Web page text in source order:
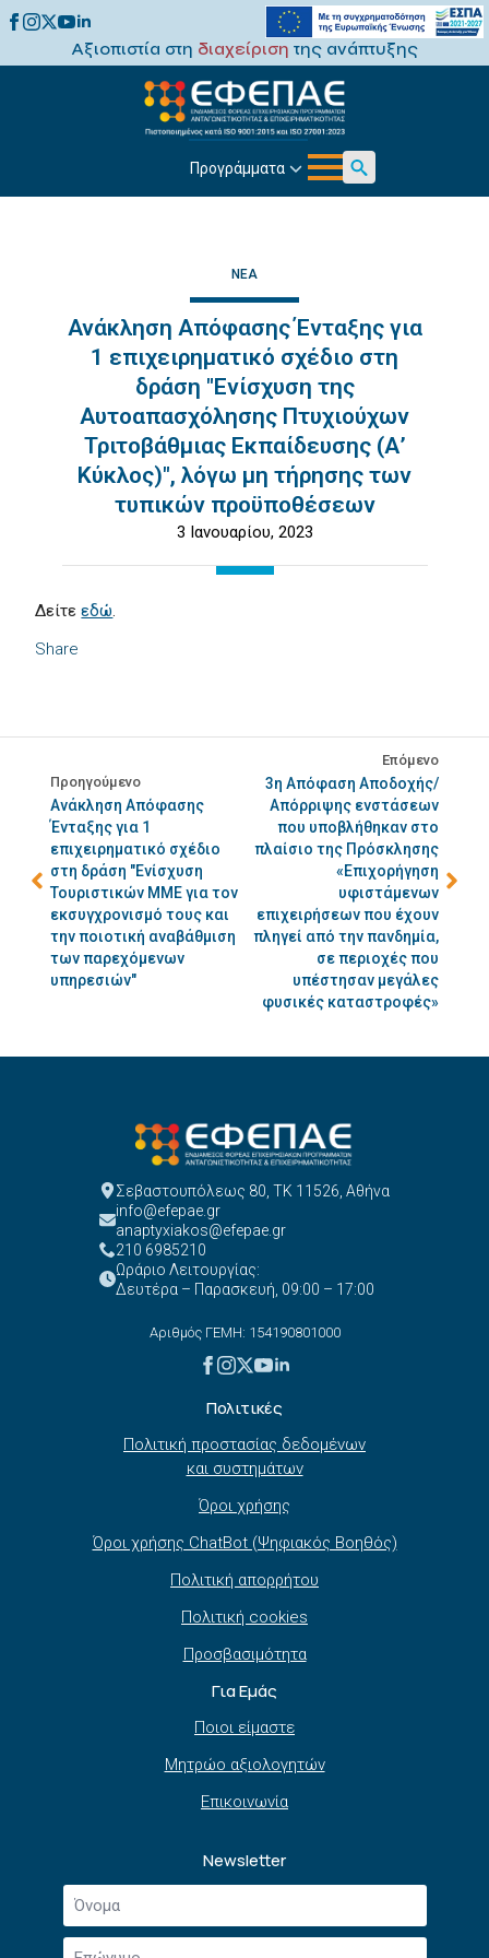
Αξιοπιστία στη διαχείριση της ανάπτυξης
Προγράμματα
Search
ΝΈΑ
Ανάκληση Απόφασης Ένταξης για
1 επιχειρηματικό σχέδιο στη
δράση "Ενίσχυση της
Αυτοαπασχόλησης Πτυχιούχων
Τριτοβάθμιας Εκπαίδευσης (Α’
Κύκλος)", λόγω μη τήρησης των
τυπικών προϋποθέσεων
3 Ιανουαρίου, 2023
Share
Δείτεεδώ.
Προηγούμενο
Ανάκληση Απόφασης
Ένταξης για 1
επιχειρηματικό σχέδιο
στη δράση "Ενίσχυση
Τουριστικών ΜΜΕ για τον
εκσυγχρονισμό τους και
την ποιοτική αναβάθμιση
των παρεχόμενων
υπηρεσιών"
Επόμενο
3η Απόφαση Αποδοχής/
Απόρριψης ενστάσεων
που υποβλήθηκαν στο
πλαίσιο της Πρόσκλησης
«Επιχορήγηση
υφιστάμενων
επιχειρήσεων που έχουν
πληγεί από την πανδημία,
σε περιοχές που
υπέστησαν μεγάλες
φυσικές καταστροφές»
Σεβαστουπόλεως 80, ΤΚ 11526, Αθήνα
info@efepae.gr
anaptyxiakos@efepae.gr
210 6985210
Ωράριο Λειτουργίας:
Δευτέρα – Παρασκευή, 09:00 – 17:00
Αριθμός ΓΕΜΗ: 154190801000
Πολιτικές
Πολιτική προστασίας δεδομένων
και συστημάτων
Όροι χρήσης
Όροι χρήσης ChatBot (Ψηφιακός Βοηθός)
Πολιτική απορρήτου
Πολιτική cookies
Προσβασιμότητα
Για Εμάς
Ποιοι είμαστε
Μητρώο αξιολογητών
Επικοινωνία
Newsletter
Όνομα
Επώνυμο